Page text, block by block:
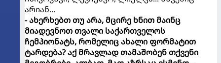
არიან...
- ახერხებთ თუ არა, მცირე ხნით მაინც
მიადევნოთ თვალი საქართველოს
ჩემპიონატს, რომელიც ახალი ფორმატით
ტარდება? აქ მრავლად თამაშობენ თქვენი